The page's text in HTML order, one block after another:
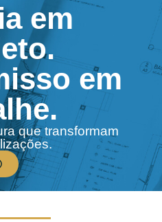
em
em
que transformam